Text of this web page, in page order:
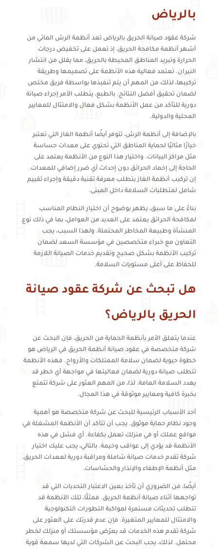
بالرياض
شركة عقود صيانة الحريق بالرياض تعد أنظمة الرش المائي من
أشهر أنظمة مكافحة الحريق، إذ تعمل على تخفيض درجات
الحرارة وتبريد المناطق المحيطة بالحريق، مما يقلل من انتشار
النيران. تعتمد فعالية هذه الأنظمة على تصميمها وطريقة
تركيبها، لذلك من المهم أن يتم تنفيذها بواسطة فريق مختص
لضمان تحقيق أفضل النتائج. بالطبع، يتطلب الأمر إجراء صيانة
دورية للتأكد من عمل الأنظمة بشكل فعال والامتثال للمعايير
المحلية والدولية.
بالإضافة إلى أنظمة الرش، تتوفر أيضًا أنظمة الغاز التي تعتبر
خيارًا مثاليًا لحماية المناطق التي تحتوي على معدات حساسة
مثل مراكز البيانات. واختيار هذا النوع من الأنظمة يعتمد على
الحاجة إلى إخماد الحرائق دون إحداث أي ضرر إضافي للمعدات.
إن تركيب أنظمة الغاز يتطلب معرفة تقنية دقيقة وإجراء تقييم
شامل لمتطلبات السلامة داخل المبنى.
بناءً على ما سبق، يظهر بوضوح أن اختيار النظام المناسب
لمكافحة الحرائق يعتمد على العديد من العوامل، بما في ذلك نوع
المنشأة وطبيعة المخاطر المحتملة. ولهذا السبب، يجب
التعاون مع خبراء متخصصين في مؤسسة السعد لضمان
تركيب الأنظمة بشكل صحيح وتقديم خدمات الصيانة اللازمة
للحفاظ على أعلى مستويات السلامة.
هل تبحث عن شركة عقود صيانة
الحريق بالرياض؟
عندما يتعلق الأمر بأنظمة الحماية من الحريق، فإن البحث عن
شركة متخصصة في عقود صيانة أنظمة الحريق في الرياض هو
خطوة حيوية لضمان سلامة الممتلكات والأرواح. فهذه الأنظمة
تتطلب صيانة دورية لضمان فعاليتها في مواجهة أي خطر قد
يهدد السلامة العامة. لذا، من المهم العثور على شركة تتمتع
بخبرة كافية ومعايير موثوقة في هذا المجال.
أحد الأسباب الرئيسية للبحث عن شركة متخصصة هو أهمية
وجود نظام حماية موثوق. يجب أن تتأكد أن الأنظمة المشغلة في
مواقع عملك أو في منزلك تعمل بكفاءة. أي فشل في هذه
الأنظمة قد يؤدي إلى عواقب وخيمة. بالتالي، يجب عليك اختيار
شركة تقدم خدمات صيانة شاملة ومراقبة دورية لمعدات الحريق،
مثل أنظمة الإطفاء والإنذار والحسّاسات.
أيضًا، من الضروري أن تأخذ بعين الاعتبار التحديات التي قد
تواجهها أثناء صيانة أنظمة الحريق. فمثلًا، تلك الأنظمة قد
تتطلب تحديثات مستمرة لمواكبة التطورات التكنولوجية
والامتثال للمعايير المتغيرة. فإن عدم قدرتك على العثور على
شركة تقدم هذه الخدمات قد يعرّض مؤسستك أو منزلك لخطر
محتمل. لذلك، يجب البحث عن الشركات التي لديها سمعة قوية